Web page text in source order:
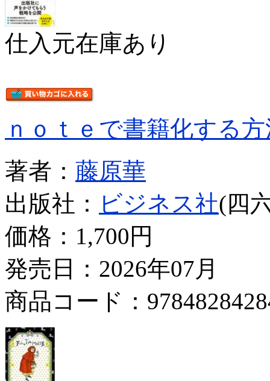
仕入元在庫あり
ｎｏｔｅで書籍化する
著者： 藤原華
出版社： ビジネス社(四
価格： 1,700円
発売日：2026年07月
商品コード：